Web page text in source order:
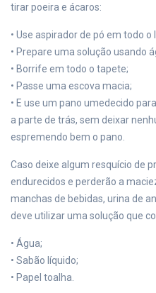
tirar poeira e ácaros:
• Use aspirador de pó em todo o
• Prepare uma solução usando
• Borrife em todo o tapete;
• Passe uma escova macia;
• E use um pano umedecido
a parte de trás, sem deixar
espremendo bem o pano.
Caso deixe algum resquício de
endurecidos e perderão a
manchas de bebidas, urina de
deve utilizar uma solução que
• Água;
• Sabão líquido;
• Papel toalha.